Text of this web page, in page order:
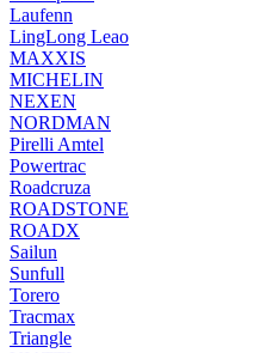
Laufenn
LingLong Leao
MAXXIS
MICHELIN
NEXEN
NORDMAN
Pirelli Amtel
Powertrac
Roadcruza
ROADSTONE
ROADX
Sailun
Sunfull
Torero
Tracmax
Triangle